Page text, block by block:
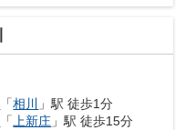
「相川
」駅 徒歩1分
「 上新庄 」駅 徒歩15分